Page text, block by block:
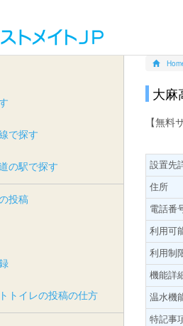
大麻
【無料
設置先
住所
電話番
利用可
利用制
機能詳
温水機
特記事
で探す
の駅で探す
投稿
トイレの投稿の仕方